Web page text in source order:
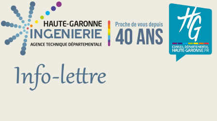
Aller au contenu principal